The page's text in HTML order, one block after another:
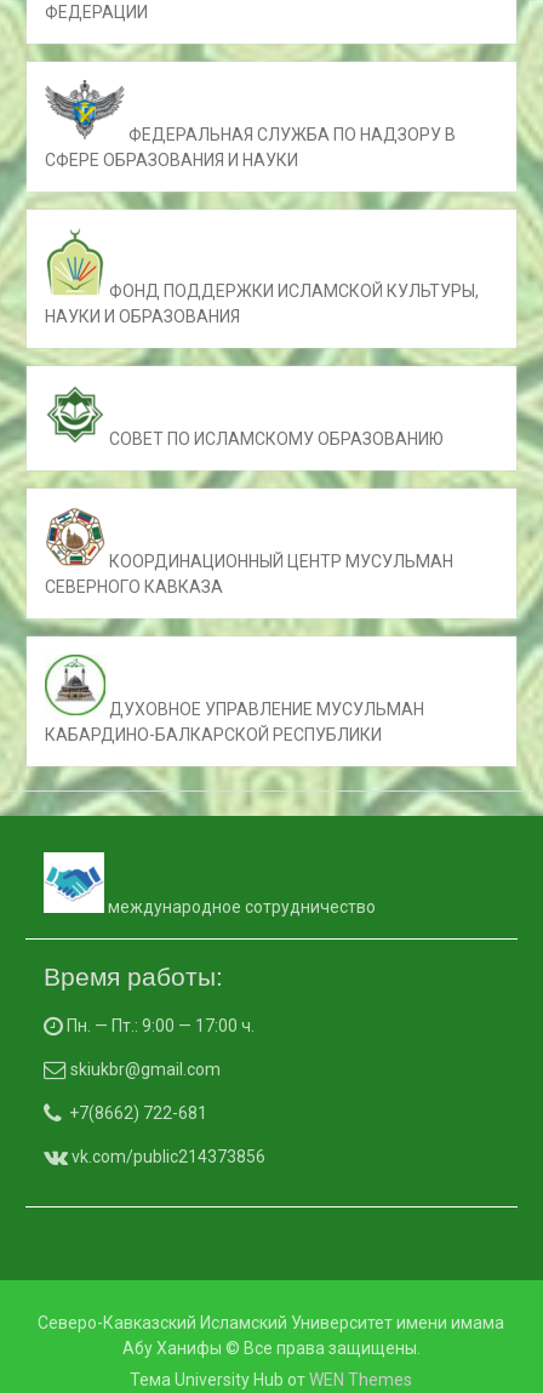
ФЕДЕРАЦИИ
ФЕДЕРАЛЬНАЯ СЛУЖБА ПО НАДЗОРУ В
СФЕРЕ ОБРАЗОВАНИЯ И НАУКИ
ФОНД ПОДДЕРЖКИ ИСЛАМСКОЙ КУЛЬТУРЫ,
НАУКИ И ОБРАЗОВАНИЯ
СОВЕТ ПО ИСЛАМСКОМУ ОБРАЗОВАНИЮ
КООРДИНАЦИОННЫЙ ЦЕНТР МУСУЛЬМАН
СЕВЕРНОГО КАВКАЗА
ДУХОВНОЕ УПРАВЛЕНИЕ МУСУЛЬМАН
КАБАРДИНО-БАЛКАРСКОЙ РЕСПУБЛИКИ
международное сотрудничество
Время работы:
Пн. — Пт.: 9:00 — 17:00 ч.
skiukbr@gmail.com
+7(8662) 722-681
vk.com/public214373856
Северо-Кавказский Исламский Университет имени имама
Абу Ханифы © Все права защищены.
Тема University Hub отWEN Themes